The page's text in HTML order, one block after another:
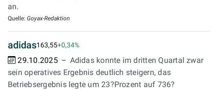
an.
Quelle: Goyax-Redaktion
adidas163,55+0,34%
29.10.2025
Adidas konnte im dritten Quartal zwar
sein operatives Ergebnis deutlich steigern, das
Betriebsergebnis legte um 23?Prozent auf 736?